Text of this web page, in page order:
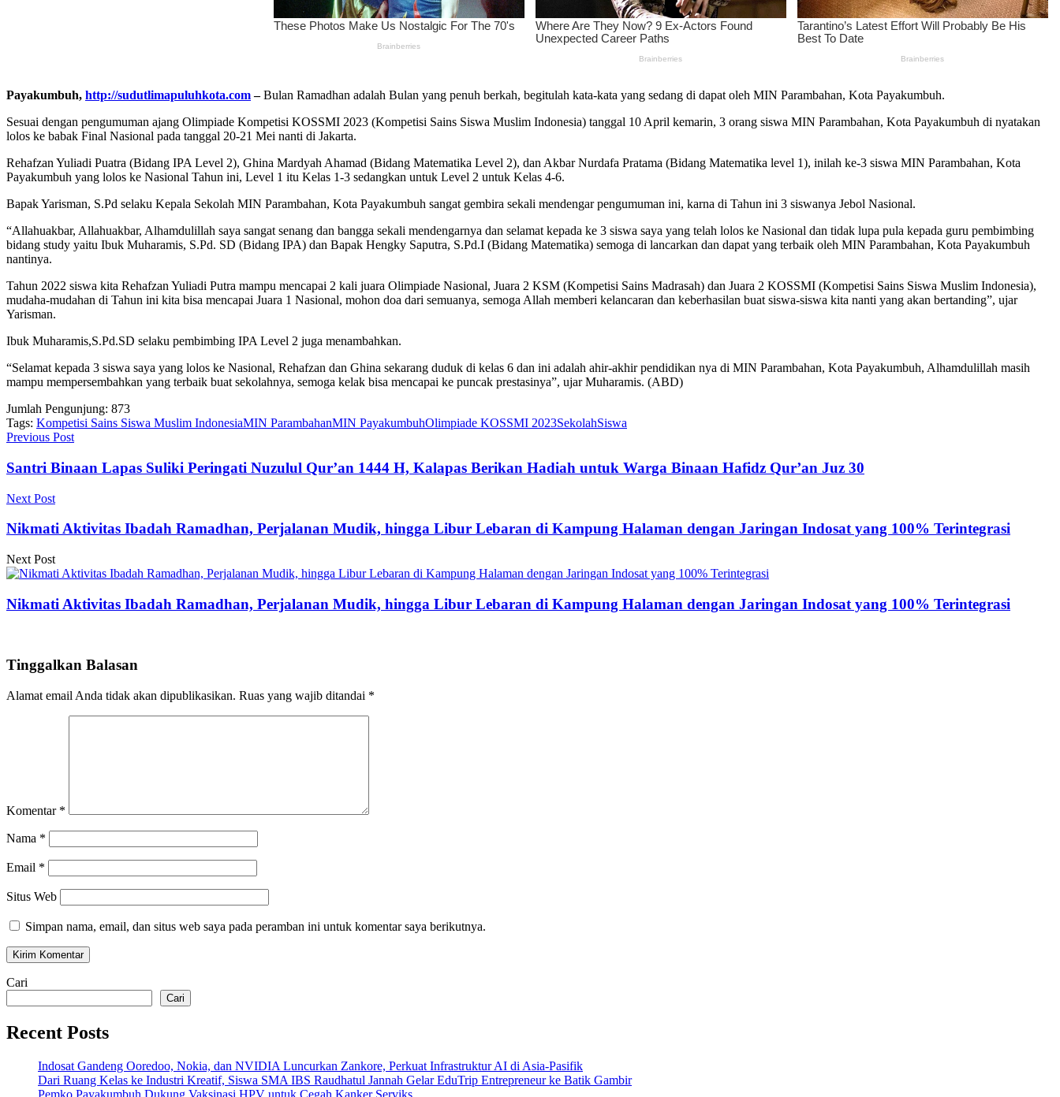
Payakumbuh, http://sudutlimapuluhkota.com–Bulan Ramadhan adalah Bulan yang penuh berkah, begitulah kata-kata yang sedang di dapat oleh MIN Parambahan, Kota Payakumbuh.
Sesuai dengan pengumuman ajang Olimpiade Kompetisi KOSSMI 2023 (Kompetisi Sains Siswa Muslim Indonesia) tanggal 10 April kemarin, 3 orang siswa MIN Parambahan, Kota Payakumbuh di nyatakan
lolos ke babak Final Nasional pada tanggal 20-21 Mei nanti di Jakarta.
Rehafzan Yuliadi Puatra (Bidang IPA Level 2), Ghina Mardyah Ahamad (Bidang Matematika Level 2), dan Akbar Nurdafa Pratama (Bidang Matematika level 1), inilah ke-3 siswa MIN Parambahan, Kota
Payakumbuh yang lolos ke Nasional Tahun ini, Level 1 itu Kelas 1-3 sedangkan untuk Level 2 untuk Kelas 4-6.
Bapak Yarisman, S.Pd selaku Kepala Sekolah MIN Parambahan, Kota Payakumbuh sangat gembira sekali mendengar pengumuman ini, karna di Tahun ini 3 siswanya Jebol Nasional.
“Allahuakbar, Allahuakbar, Alhamdulillah saya sangat senang dan bangga sekali mendengarnya dan selamat kepada ke 3 siswa saya yang telah lolos ke Nasional dan tidak lupa pula kepada guru pembimbing
bidang study yaitu Ibuk Muharamis, S.Pd. SD (Bidang IPA) dan Bapak Hengky Saputra, S.Pd.I (Bidang Matematika) semoga di lancarkan dan dapat yang terbaik oleh MIN Parambahan, Kota Payakumbuh
nantinya.
Tahun 2022 siswa kita Rehafzan Yuliadi Putra mampu mencapai 2 kali juara Olimpiade Nasional, Juara 2 KSM (Kompetisi Sains Madrasah) dan Juara 2 KOSSMI (Kompetisi Sains Siswa Muslim Indonesia),
mudaha-mudahan di Tahun ini kita bisa mencapai Juara 1 Nasional, mohon doa dari semuanya, semoga Allah memberi kelancaran dan keberhasilan buat siswa-siswa kita nanti yang akan bertanding”, ujar
Yarisman.
Ibuk Muharamis,S.Pd.SD selaku pembimbing IPA Level 2 juga menambahkan.
“Selamat kepada 3 siswa saya yang lolos ke Nasional, Rehafzan dan Ghina sekarang duduk di kelas 6 dan ini adalah ahir-akhir pendidikan nya di MIN Parambahan, Kota Payakumbuh, Alhamdulillah masih
mampu mempersembahkan yang terbaik buat sekolahnya, semoga kelak bisa mencapai ke puncak prestasinya”, ujar Muharamis. (ABD)
Jumlah Pengunjung: 873
Tags: Kompetisi Sains Siswa Muslim IndonesiaMIN ParambahanMIN PayakumbuhOlimpiade KOSSMI 2023SekolahSiswa
Previous Post
Santri Binaan Lapas Suliki Peringati Nuzulul Qur’an 1444 H, Kalapas Berikan Hadiah untuk Warga Binaan Hafidz Qur’an Juz 30
Next Post
Nikmati Aktivitas Ibadah Ramadhan, Perjalanan Mudik, hingga Libur Lebaran di Kampung Halaman dengan Jaringan Indosat yang 100% Terintegrasi
Next Post
Nikmati Aktivitas Ibadah Ramadhan, Perjalanan Mudik, hingga Libur Lebaran di Kampung Halaman dengan Jaringan Indosat yang 100% Terintegrasi
Tinggalkan Balasan
Alamat email Anda tidak akan dipublikasikan. Ruas yang wajib ditandai *
Komentar *
Nama *
Email *
Situs Web
Simpan nama, email, dan situs web saya pada peramban ini untuk komentar saya berikutnya.
Cari
Cari
Recent Posts
Indosat Gandeng Ooredoo, Nokia, dan NVIDIA Luncurkan Zankore, Perkuat Infrastruktur AI di Asia-Pasifik
Dari Ruang Kelas ke Industri Kreatif, Siswa SMA IBS Raudhatul Jannah Gelar EduTrip Entrepreneur ke Batik Gambir
Pemko Payakumbuh Dukung Vaksinasi HPV untuk Cegah Kanker Serviks